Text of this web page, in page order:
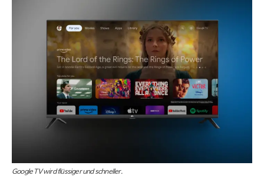
Google TV wird flüssiger und schneller.